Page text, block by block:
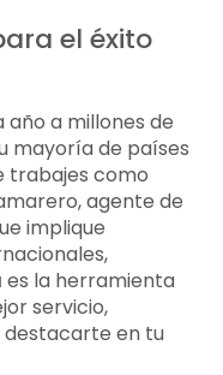
el éxito
año a millones de
mayoría de países
trabajes como
agente de
implique
es la herramienta
servicio,
en tu